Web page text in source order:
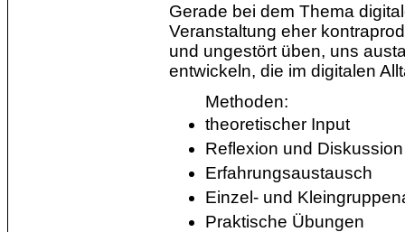
Gerade bei dem Thema
Veranstaltung eher
und ungestört üben, uns
entwickeln, die im digitalen
Methoden:
theoretischer Input
Reflexion und Diskussion
Erfahrungsaustausch
Einzel- und
Praktische Übungen